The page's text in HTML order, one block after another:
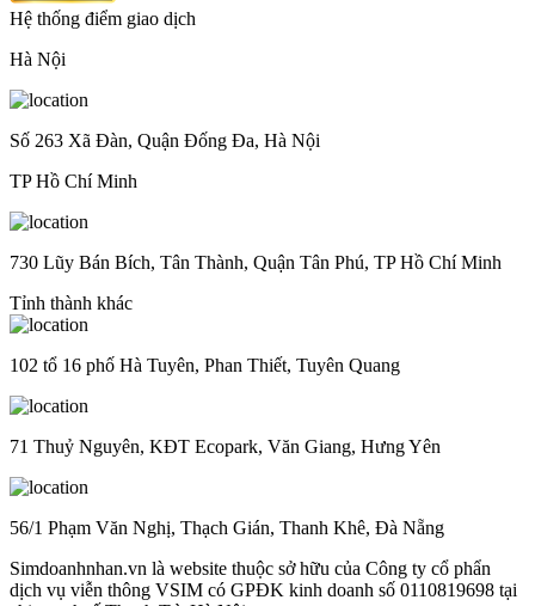
Hệ thống điểm giao dịch
Hà Nội
Số 263 Xã Đàn, Quận Đống Đa, Hà Nội
TP Hồ Chí Minh
730 Lũy Bán Bích, Tân Thành, Quận Tân Phú, TP Hồ Chí Minh
Tỉnh thành khác
102 tổ 16 phố Hà Tuyên, Phan Thiết, Tuyên Quang
71 Thuỷ Nguyên, KĐT Ecopark, Văn Giang, Hưng Yên
56/1 Phạm Văn Nghị, Thạch Gián, Thanh Khê, Đà Nẵng
Simdoanhnhan.vn là website thuộc sở hữu của Công ty cổ phẩn
dịch vụ viễn thông VSIM có GPĐK kinh doanh số 0110819698 tại